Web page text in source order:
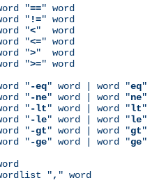
"==" word
"
!=" word
"
<"  word
"
<=" word
"
>"  word
"
>=" word
"-eq" word | word "eq"
"
-ne" word | word "ne"
"
-lt" word | word "lt"
"
-le" word | word "le"
"
-gt" word | word "gt"
"
-ge" word | word "ge"
"
, " word